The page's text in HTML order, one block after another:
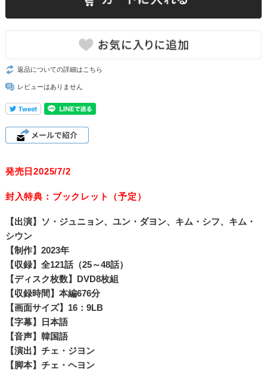
返品についての詳細はこちら
レビューはありません
発売日2025/7/2
封入特典：ブックレット（予定）
【出演】ソ・ジュニョン、ユン・ダヨン、キム・シフ、キム・
シウン
【制作】2023年
【収録】全121話（25～48話）
【ディスク枚数】DVD8枚組
【収録時間】本編676分
【画面サイズ】16：9LB
【字幕】日本語
【音声】韓国語
【演出】チェ・ジヨン
【脚本】チェ・ヘヨン